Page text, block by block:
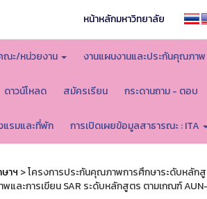
หน้าหลักมหาวิทยาลัย
ณะ/หน่วยงาน งานแผนงานและประกันคุณภาพ
ดาวน์โหลด สมัครเรียน กระดานถาม - ตอบ
รมและที่พัก การเปิดเผยข้อมูลสาธารณะ : ITA
าฯ > โครงการประกันคุณภาพการศึกษาระดับหลัก
และการเขียน SAR ระดับหลักสูตร ตามเกณฑ์